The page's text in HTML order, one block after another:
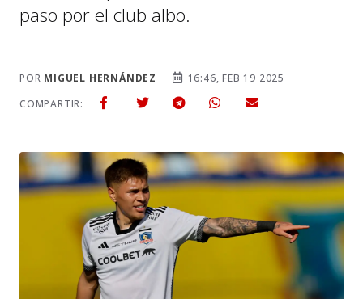
paso por el club albo.
POR MIGUEL HERNÁNDEZ
16:46, FEB 19 2025
COMPARTIR: